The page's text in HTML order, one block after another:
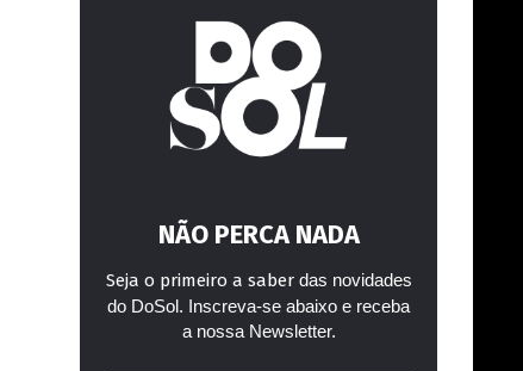
NÃO PERCA NADA
Seja o primeiro a saberdas novidades
do DoSol. Inscreva-se abaixo e receba
a nossa Newsletter.